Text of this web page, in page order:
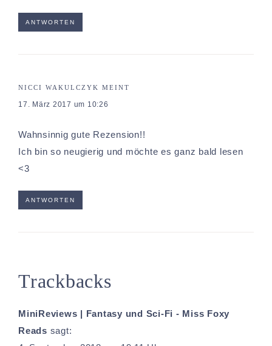
ANTWORTEN
NICCI WAKULCZYK MEINT
17. März 2017 um 10:26
Wahnsinnig gute Rezension!!
Ich bin so neugierig und möchte es ganz bald lesen
<3
ANTWORTEN
Trackbacks
MiniReviews | Fantasy und Sci-Fi - Miss Foxy
Reads sagt: